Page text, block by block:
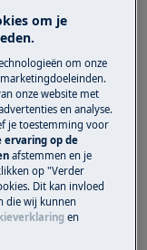
terwijl het
is.
met water,
vult met
om je
om onze
onze website met
en analyse.
je toestemming voor
ervaring op de
afstemmen en je
op "Verder
Dit kan invloed
die wij kunnen
en